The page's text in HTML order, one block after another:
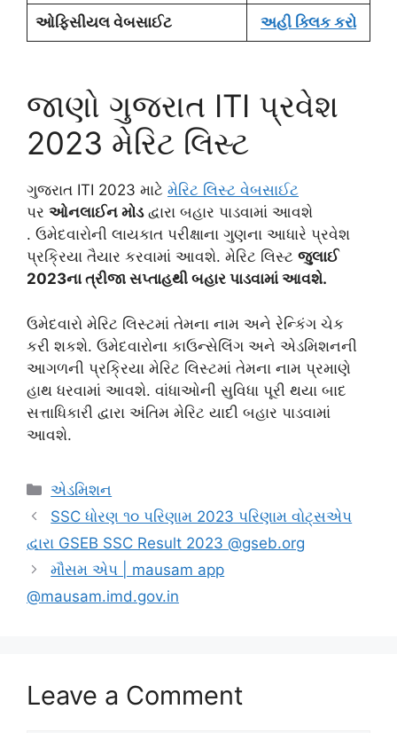
ઓફિસીયલ વેબસાઈટ અહી ક્લિક કરો
જાણો ગુજરાત ITI પ્રવેશ
2023 મેરિટ લિસ્ટ
ગુજરાત ITI 2023 માટે મેરિટ લિસ્ટ વેબસાઈટ
પર ઓનલાઈન મોડદ્વારા બહાર પાડવામાં આવશે
. ઉમેદવારોની લાયકાત પરીક્ષાના ગુણના આધારે પ્રવેશ
પ્રક્રિયા તૈયાર કરવામાં આવશે. મેરિટ લિસ્ટ જુલાઈ
2023ના ત્રીજા સપ્તાહથી બહાર પાડવામાં આવશે.
ઉમેદવારો મેરિટ લિસ્ટમાં તેમના નામ અને રેન્કિંગ ચેક
કરી શકશે. ઉમેદવારોના કાઉન્સેલિંગ અને એડમિશનની
આગળની પ્રક્રિયા મેરિટ લિસ્ટમાં તેમના નામ પ્રમાણે
હાથ ધરવામાં આવશે. વાંધાઓની સુવિધા પૂરી થયા બાદ
સત્તાધિકારી દ્વારા અંતિમ મેરિટ યાદી બહાર પાડવામાં
આવશે.
Categories
એડમિશન
SSC ધોરણ ૧૦ પરિણામ 2023 પરિણામ વોટ્સએપ
દ્વારા GSEB SSC Result 2023 @gseb.org
મૌસમ એપ | mausam app
@mausam.imd.gov.in
Leave a Comment